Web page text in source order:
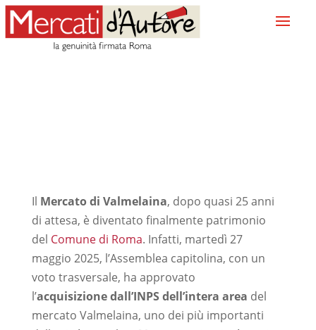
Il Mercato di Valmelaina, dopo quasi 25 anni
di attesa, è diventato finalmente patrimonio
del Comune di Roma. Infatti, martedì 27
maggio 2025, l’Assemblea capitolina, con un
voto trasversale, ha approvato
l’acquisizione dall’INPS dell’intera area del
mercato Valmelaina, uno dei più importanti